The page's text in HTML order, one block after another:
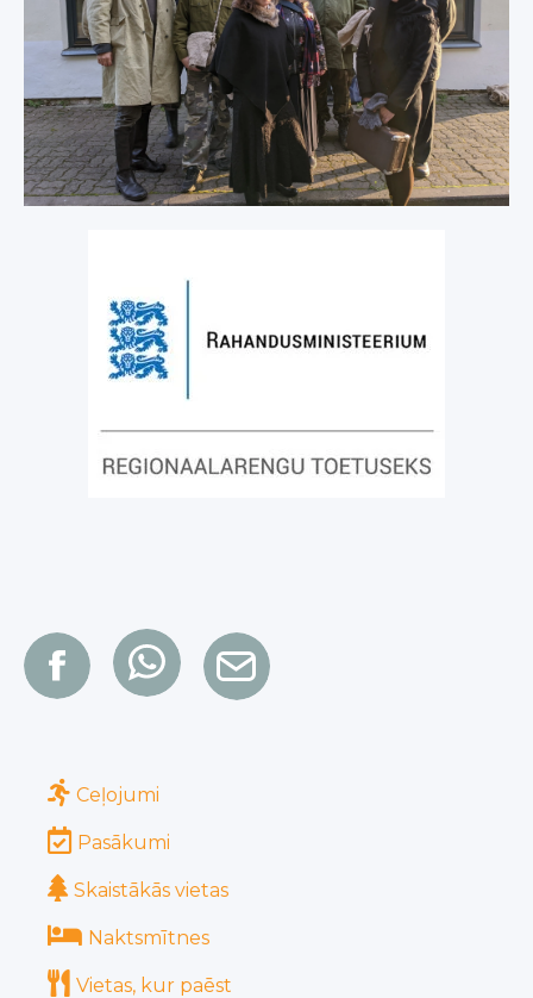
Ceļojumi
Pasākumi
Skaistākās vietas
Naktsmītnes
Vietas, kur paēst